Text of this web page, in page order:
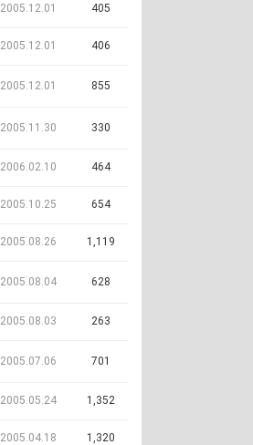
2005.12.01 405
2005.12.01 406
2005.12.01 855
2005.11.30 330
2006.02.10 464
2005.10.25 654
2005.08.26 1,119
2005.08.04 628
2005.08.03 263
2005.07.06 701
2005.05.24 1,352
2005.04.18 1,320